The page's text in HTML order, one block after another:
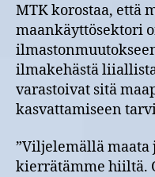
MTK korostaa, että
maankäyttösektori
ilmakehästä
varastoivat sitä
kasvattamiseen
”Viljelemällä
kierrätämme hiiltä.